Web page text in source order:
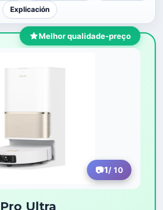
Explicación
Melhor qualidade-preço
1/ 10
Ultra